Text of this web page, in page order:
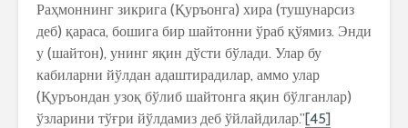
Раҳмоннинг зикрига (Қуръонга) хира (тушунарсиз
деб) қараса, бошига бир шайтонни ўраб қўямиз. Энди
у (шайтон), унинг яқин дўсти бўлади. Улар бу
кабиларни йўлдан адаштирадилар, аммо улар
(Қуръондан узоқ бўлиб шайтонга яқин бўлганлар)
ўзларини тўғри йўлдамиз деб ўйлайдилар.”[45]